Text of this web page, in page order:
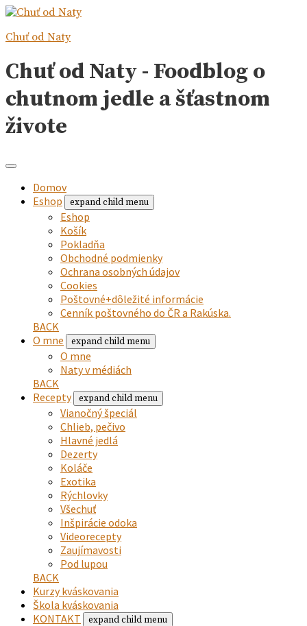
Chuť od Naty
Chuť od Naty - Foodblog o
chutnom jedle a šťastnom
živote
Domov
Eshop
expand child menu
Eshop
Košík
Pokladňa
Obchodné podmienky
Ochrana osobných údajov
Cookies
Poštovné+dôležité informácie
Cenník poštovného do ČR a Rakúska.
BACK
O mne
expand child menu
O mne
Naty v médiách
BACK
Recepty
expand child menu
Vianočný špeciál
Chlieb, pečivo
Hlavné jedlá
Dezerty
Koláče
Exotika
Rýchlovky
Všechuť
Inšpirácie odoka
Videorecepty
Zaujímavosti
Pod lupou
BACK
Kurzy kváskovania
Škola kváskovania
KONTAKT
expand child menu